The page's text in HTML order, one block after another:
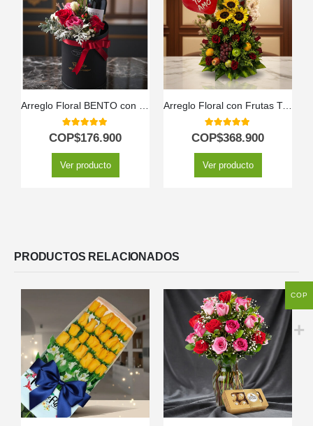
5.00out of 5
COP$176.900
Ver producto
Arreglo Floral con Frutas Trópico
5.00out of 5
COP$368.900
Ver producto
PRODUCTOS RELACIONADOS
COP